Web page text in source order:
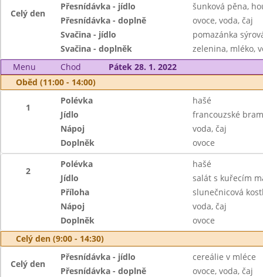
Celý den
Přesnídávka - jídlo
šunková pěna,
Přesnídávka - doplně
ovoce, voda, čaj
Svačina - jídlo
pomazánka
Svačina - doplněk
zelenina, mléko,
Menu
Chod
Pátek 28. 1. 2022
Oběd (11:00 - 14:00)
1
Polévka
hašé
Jídlo
francouzské
Nápoj
voda, čaj
Doplněk
ovoce
2
Polévka
hašé
Jídlo
salát s kuřecím
Příloha
slunečnicová
Nápoj
voda, čaj
Doplněk
ovoce
Celý den (9:00 - 14:30)
Celý den
Přesnídávka - jídlo
cereálie v mléce
Přesnídávka - doplně
ovoce, voda, čaj